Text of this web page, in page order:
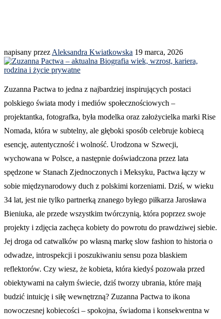
napisany przez Aleksandra Kwiatkowska 19 marca, 2026
Zuzanna Pactwa to jedna z najbardziej inspirujących postaci
polskiego świata mody i mediów społecznościowych –
projektantka, fotografka, była modelka oraz założycielka marki Rise
Nomada, która w subtelny, ale głęboki sposób celebruje kobiecą
esencję, autentyczność i wolność. Urodzona w Szwecji,
wychowana w Polsce, a następnie doświadczona przez lata
spędzone w Stanach Zjednoczonych i Meksyku, Pactwa łączy w
sobie międzynarodowy duch z polskimi korzeniami. Dziś, w wieku
34 lat, jest nie tylko partnerką znanego byłego piłkarza Jarosława
Bieniuka, ale przede wszystkim twórczynią, która poprzez swoje
projekty i zdjęcia zachęca kobiety do powrotu do prawdziwej siebie.
Jej droga od catwalków po własną markę slow fashion to historia o
odwadze, introspekcji i poszukiwaniu sensu poza blaskiem
reflektorów. Czy wiesz, że kobieta, która kiedyś pozowała przed
obiektywami na całym świecie, dziś tworzy ubrania, które mają
budzić intuicję i siłę wewnętrzną? Zuzanna Pactwa to ikona
nowoczesnej kobiecości – spokojna, świadoma i konsekwentna w